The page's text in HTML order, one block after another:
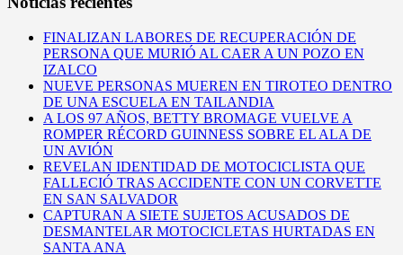
FINALIZAN LABORES DE RECUPERACIÓN DE
PERSONA QUE MURIÓ AL CAER A UN POZO EN
IZALCO
NUEVE PERSONAS MUEREN EN TIROTEO DENTRO
DE UNA ESCUELA EN TAILANDIA
A LOS 97 AÑOS, BETTY BROMAGE VUELVE A
ROMPER RÉCORD GUINNESS SOBRE EL ALA DE
UN AVIÓN
REVELAN IDENTIDAD DE MOTOCICLISTA QUE
FALLECIÓ TRAS ACCIDENTE CON UN CORVETTE
EN SAN SALVADOR
CAPTURAN A SIETE SUJETOS ACUSADOS DE
DESMANTELAR MOTOCICLETAS HURTADAS EN
SANTA ANA